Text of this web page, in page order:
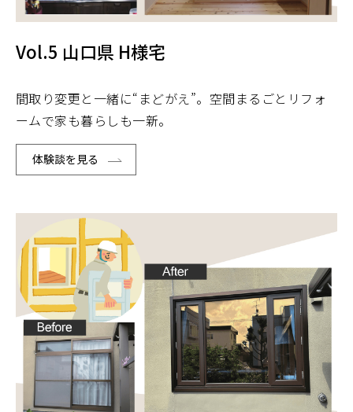
Vol.5 山口県 H様宅
間取り変更と一緒に“まどがえ”。空間まるごとリフォ
ームで家も暮らしも一新。
体験談を見る